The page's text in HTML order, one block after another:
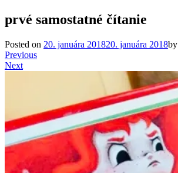
prvé samostatné čítanie
Posted on 20. januára 201820. januára 2018by
Previous
Next